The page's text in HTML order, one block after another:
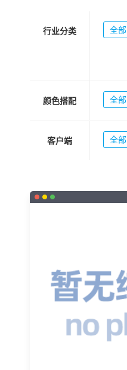
行业分类 全部
颜色搭配 全部
客户端 全部